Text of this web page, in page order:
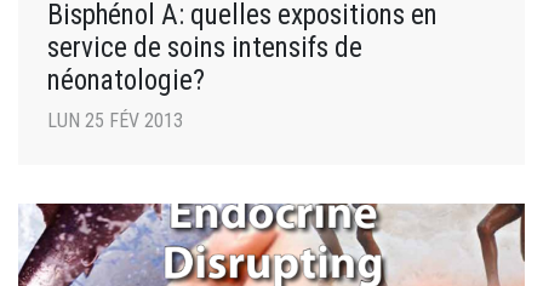
Bisphénol A: quelles expositions en
service de soins intensifs de
néonatologie?
LUN 25 FÉV 2013